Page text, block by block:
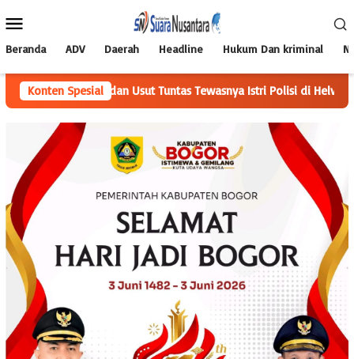
ke
Mobile
Beranda ADV Daerah Headline Hukum Dan kriminal
Konten Spesial
Medan Usut Tuntas Tewasnya Istri Polisi di Helvetia